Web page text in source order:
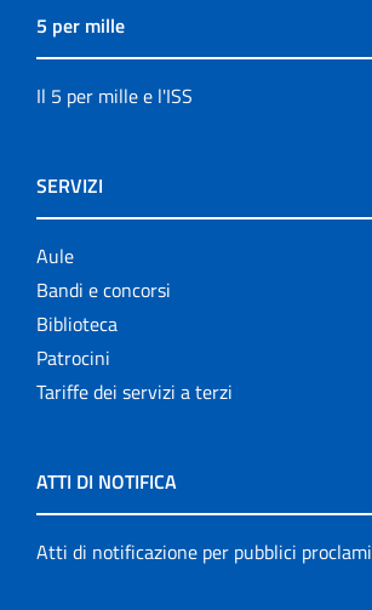
5 per mille
Il 5 per mille e l'ISS
SERVIZI
Aule
Bandi e concorsi
Biblioteca
Patrocini
Tariffe dei servizi a terzi
ATTI DI NOTIFICA
Atti di notificazione per pubblici proclami